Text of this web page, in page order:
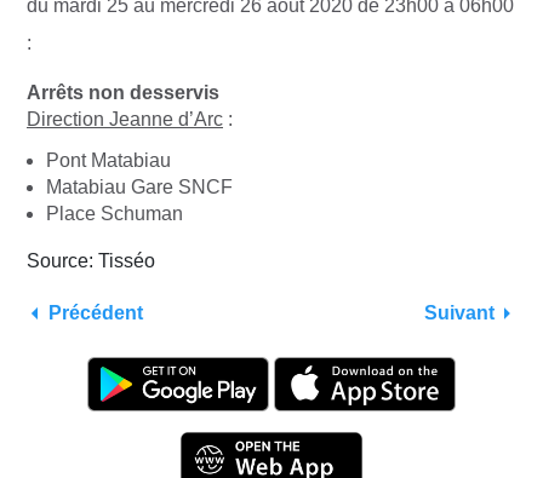
du mardi 25 au mercredi 26 août 2020 de 23h00 à 06h00
:
Arrêts non desservis
Direction Jeanne d’Arc :
Pont Matabiau
Matabiau Gare SNCF
Place Schuman
Source: Tisséo
Précédent Suivant